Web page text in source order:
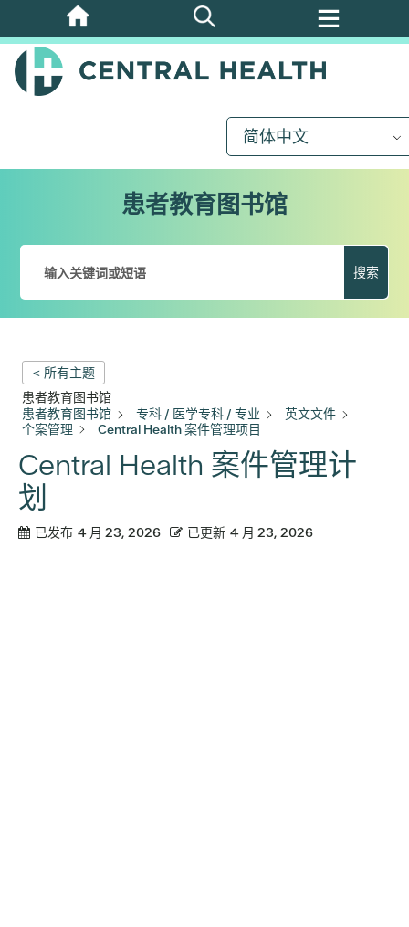
跳
至
主
简体中文
患者教育图书馆
搜索
< 所有主题
患者教育图书馆
患者教育图书馆
专科 / 医学专科 / 专业
英文文件
个案管理
Central Health 案件管理项目
Central Health 案件管理计
划
已发布 4 月 23, 2026 已更新 4 月 23, 2026